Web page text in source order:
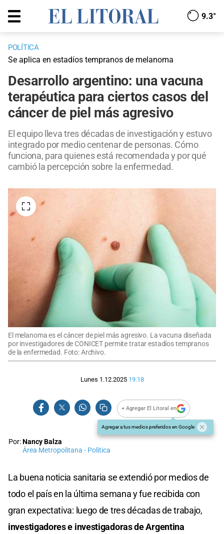
9.3°
POLÍTICA
Se aplica en estadíos tempranos de melanoma
Desarrollo argentino: una vacuna
terapéutica para ciertos casos del
cáncer de piel más agresivo
El equipo lleva tres décadas de investigación y estuvo
integrado por medio centenar de personas. Cómo
funciona, para quienes está recomendada y por qué
cambió la percepción sobre la enfermedad.
El melanoma es el cáncer de piel más agresivo. La vacuna diseñada
por investigadores de CONICET permite tratar estadíos tempranos
de la enfermedad. Foto: Archivo.
Lunes 1.12.2025 19:18
+ Agregar El Litoral en
Agregar a tus medios preferidos en Google
Por:Nancy Balza
Área Metropolitana - Política
La buena noticia sanitaria se extendió por medios de
todo el país en la última semana y fue recibida con
gran expectativa: luego de tres décadas de trabajo,
investigadores e investigadoras de Argentina